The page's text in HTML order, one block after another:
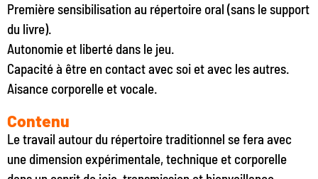
Première sensibilisation au répertoire oral (sans le support
du livre).
Autonomie et liberté dans le jeu.
Capacité à être en contact avec soi et avec les autres.
Aisance corporelle et vocale.
Contenu
Le travail autour du répertoire traditionnel se fera avec
une dimension expérimentale, technique et corporelle